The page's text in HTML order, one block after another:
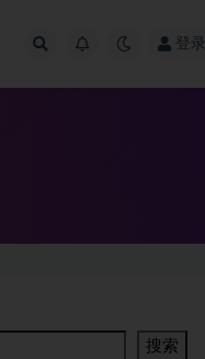
登录
搜索